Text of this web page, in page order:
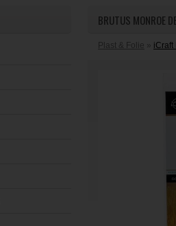
BRUTUS MONROE
Plast & Folie » iCraft